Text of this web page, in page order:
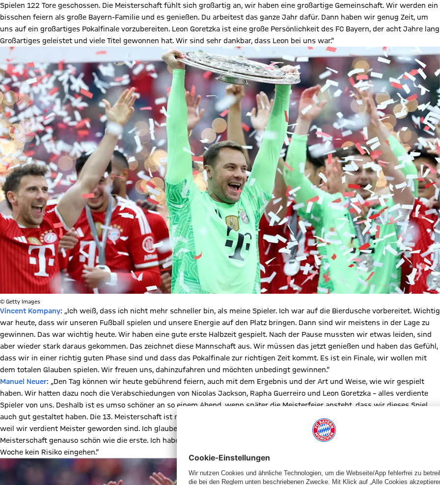
Spielen 122 Tore geschossen. Die Meisterschaft fühlt sich großartig an, wir haben eine großartige Gemeinschaft. Wir werden ein
bisschen feiern als große Bayern-Familie und es genießen. Du arbeitest das ganze Jahr dafür. Dann haben wir genug Zeit, um
uns auf ein großartiges Pokalfinale vorzubereiten. Leon Goretzka ist eine große Persönlichkeit des FC Bayern, der acht Jahre lang
Großartiges geleistet und viele Titel gewonnen hat. Wir sind sehr dankbar, dass Leon bei uns war.“
© Getty Images
Vincent Kompany: „Ich weiß, dass ich nicht mehr schneller bin, als meine Spieler. Ich war auf die Bierdusche vorbereitet. Wichtig
war heute, dass wir unseren Fußball spielen und unsere Energie auf den Platz bringen. Dann sind wir meistens in der Lage zu
gewinnen. Das war wichtig heute. Wir haben eine gute erste Halbzeit gespielt. Nach der Pause mussten wir etwas leiden, sind
aber wieder stark daraus gekommen. Das zeichnet diese Mannschaft aus. Wir müssen das jetzt genießen und haben das Gefühl,
dass wir in einer richtig guten Phase sind und dass das Pokalfinale zur richtigen Zeit kommt. Es ist ein Finale, wir wollen mit
dem totalen Glauben spielen. Wir freuen uns, dahinzufahren und möchten unbedingt gewinnen.“
Manuel Neuer: „Den Tag können wir heute gebührend feiern, auch mit dem Ergebnis und der Art und Weise, wie wir gespielt
haben. Wir hatten dazu noch die Verabschiedungen von Nicolas Jackson, Rapha Guerreiro und Leon Goretzka – alles verdiente
Spieler von uns. Deshalb ist es umso schöner an so einem Abend, wenn später die Meisterfeier ansteht, dass wir dieses Spiel
auch gut gestaltet haben. Die 13. Meisterschaft ist natürlich trotzdem etwas Besonderes. Für mich fühlt sie sich wundervoll an,
weil wir verdient Meister geworden sind. Ich glaube, wir haben die Liga von Anfang an dominiert. Deshalb ist diese
Meisterschaft genauso schön wie die erste. Ich habe ein bisschen etwas in der Wade gespürt und wollte mit Blick auf nächste
Woche kein Risiko eingehen.“